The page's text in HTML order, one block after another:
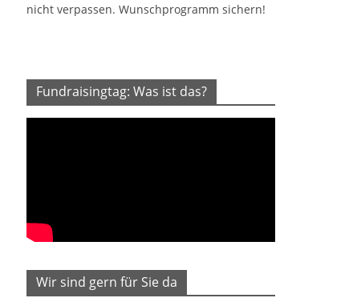
nicht verpassen. Wunschprogramm sichern!
Fundraisingtag: Was ist das?
Wir sind gern für Sie da